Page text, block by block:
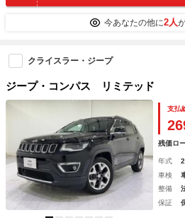
今あなたの他に2人
クライスラー・ジープ
ジープ・コンパス リミテッド
支払
残価ロ
年式
車検
整備
保証